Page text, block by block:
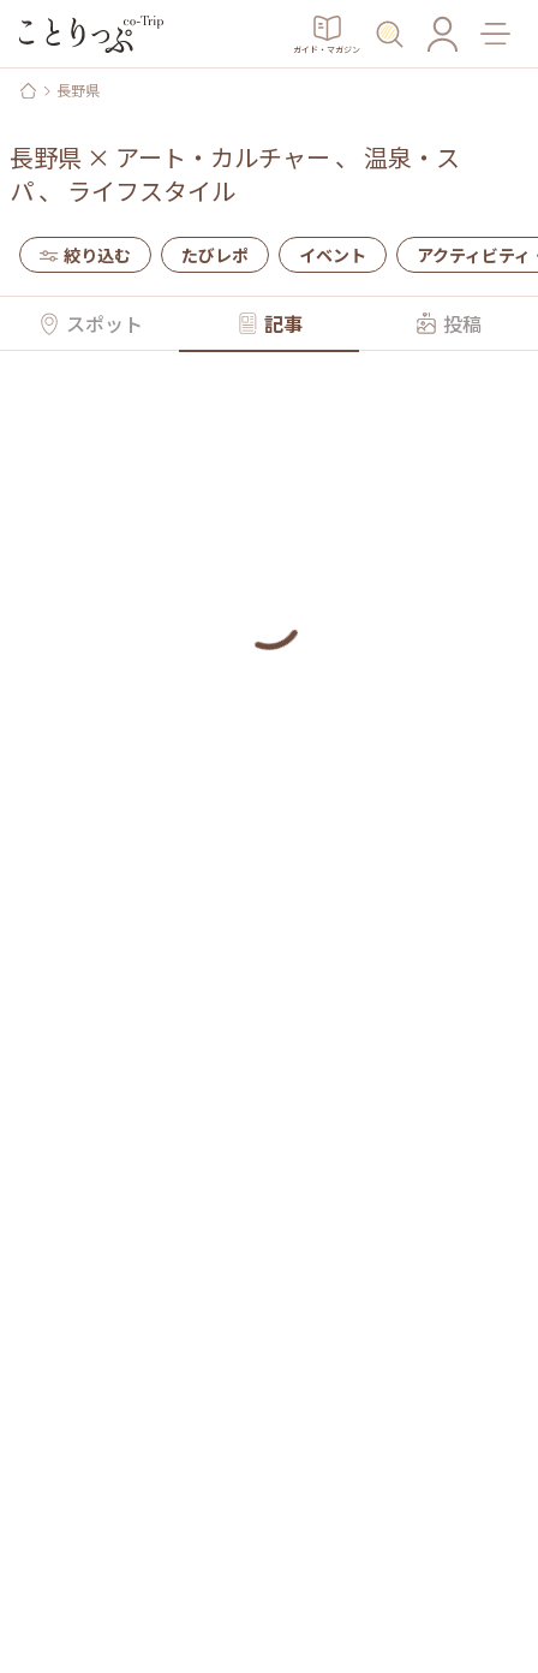
ガイド・マガジン
長野県
長野県 × アート・カルチャー 、 温泉・ス
パ、 ライフスタイル
絞り込む たびレポ イベント アクティビティ
スポット 記事 投稿